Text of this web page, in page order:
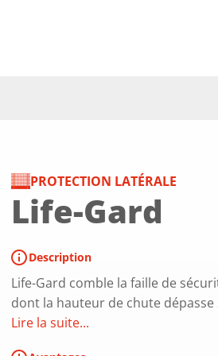
PROTECTION LATÉRALE
Life-Gard
infoDescription
Life-Gard comble la faille de
dont la hauteur de chute dépasse
Lire la suite...